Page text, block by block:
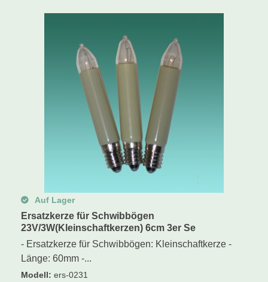
Auf Lager
Ersatzkerze für Schwibbögen
23V/3W(Kleinschaftkerzen) 6cm 3er Se
- Ersatzkerze für Schwibbögen: Kleinschaftkerze -
Länge: 60mm -...
Modell: ers-0231